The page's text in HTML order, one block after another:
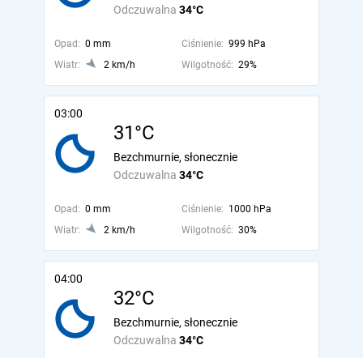
Odczuwalna 34°C
Opad: 0 mm Ciśnienie: 999 hPa
Wiatr:
2 km/h Wilgotność: 29%
03:00
31°C
Odczuwalna 34°C
Bezchmurnie, słonecznie
Opad: 0 mm Ciśnienie: 1000 hPa
Wiatr:
2 km/h Wilgotność: 30%
04:00
32°C
Odczuwalna 34°C
Bezchmurnie, słonecznie